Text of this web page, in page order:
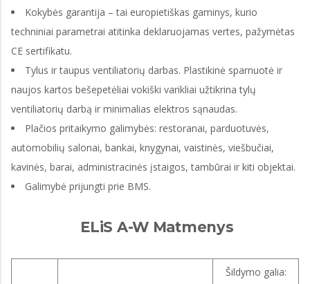
Kokybės garantija – tai europietiškas gaminys, kurio
techniniai parametrai atitinka deklaruojamas vertes, pažymėtas
CE sertifikatu.
Tylus ir taupus ventiliatorių darbas. Plastikinė sparnuotė ir
naujos kartos bešepetėliai vokiški varikliai užtikrina tylų
ventiliatorių darbą ir minimalias elektros sąnaudas.
Plačios pritaikymo galimybės: restoranai, parduotuvės,
automobilių salonai, bankai, knygynai, vaistinės, viešbučiai,
kavinės, barai, administracinės įstaigos, tambūrai ir kiti objektai.
Galimybė prijungti prie BMS.
ELiS A-W Matmenys
Šildymo galia: